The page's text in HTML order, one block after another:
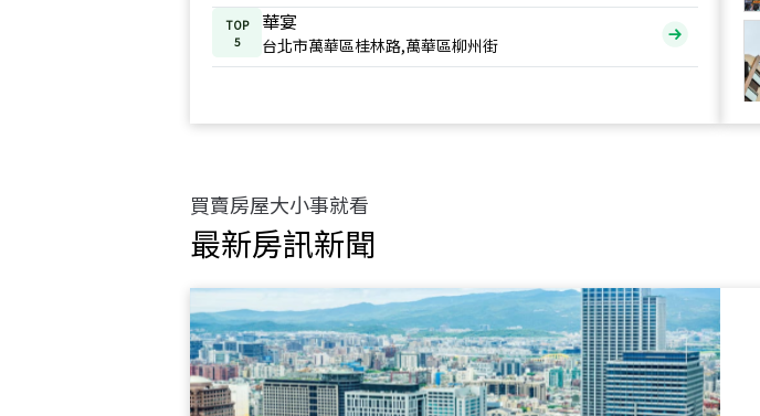
TOP
5
華宴
台北市萬華區桂林路,萬華區柳州街
買賣房屋大小事就看
最新房訊新聞